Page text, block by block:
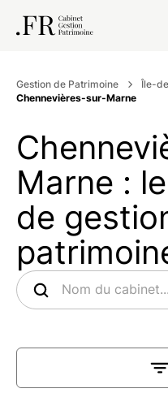
Gestion de Patrimoine Île-
Chennevières-sur-Marne
Marne :
de